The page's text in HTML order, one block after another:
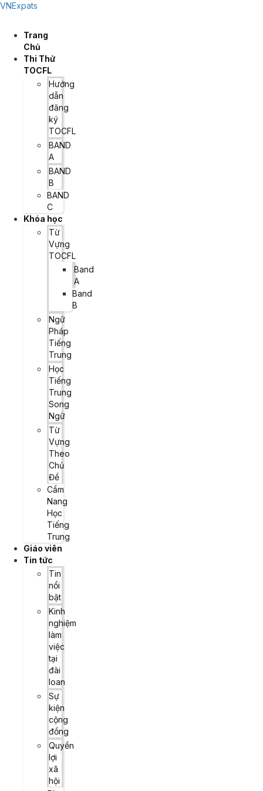
VNExpats
Trang
Chủ
Thi Thử
TOCFL
Hướng
dẫn
đăng
ký
TOCFL
BAND
A
BAND
B
BAND
C
Khóa học
Từ
Vựng
TOCFL
Band
A
Band
B
Ngữ
Pháp
Tiếng
Trung
Học
Tiếng
Trung
Song
Ngữ
Từ
Vựng
Theo
Chủ
Đề
Cẩm
Nang
Học
Tiếng
Trung
Giáo viên
Tin tức
Tin
nổi
bật
Kinh
nghiệm
làm
việc
tại
đài
loan
Sự
kiện
cộng
đồng
Quyền
lợi
xã
hội